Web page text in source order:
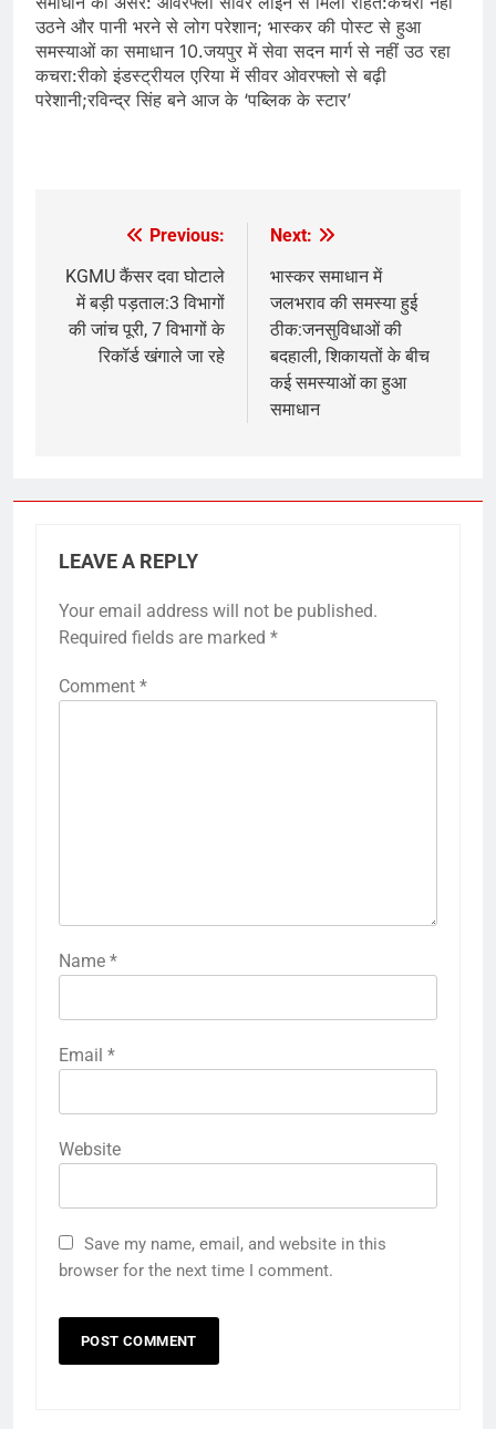
उठने और पानी भरने से लोग परेशान; भास्कर की पोस्ट से हुआ
समस्याओं का समाधान 10.जयपुर में सेवा सदन मार्ग से नहीं उठ रहा
कचरा:रीको इंडस्ट्रीयल एरिया में सीवर ओवरफ्लो से बढ़ी
परेशानी;रविन्द्र सिंह बने आज के ‘पब्लिक के स्टार’
navigation
Previous:
KGMU कैंसर दवा घोटाले
में बड़ी पड़ताल:3 विभागों
की जांच पूरी, 7 विभागों के
रिकॉर्ड खंगाले जा रहे
Next:
भास्कर समाधान में
जलभराव की समस्या हुई
ठीक:जनसुविधाओं की
बदहाली, शिकायतों के बीच
कई समस्याओं का हुआ
समाधान
LEAVE A REPLY
Your email address will not be published.
Required fields are marked *
Comment *
Name *
Email *
Website
Save my name, email, and website in this
browser for the next time I comment.